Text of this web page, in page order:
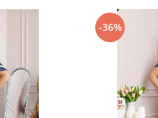
-36%